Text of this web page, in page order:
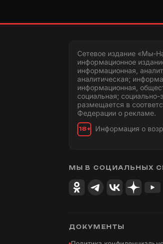
Сетевое издание «Мы-
информационное
информационная,
аналитическая;
информационная,
социальная;
размещается в
Федерации о рекламе.
18+ Информация о
МЫ В СОЦИАЛЬНЫХ
ДОКУМЕНТЫ